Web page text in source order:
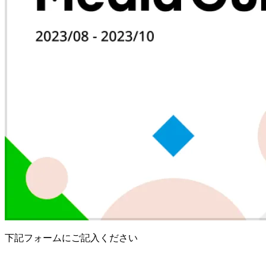
下記フォームにご記入ください